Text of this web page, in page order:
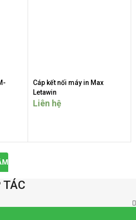
Cáp kết nối máy in Max
Letawin
Liên hệ